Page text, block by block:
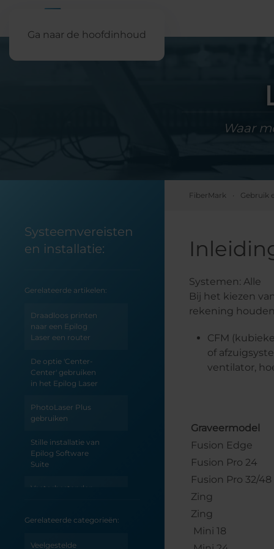
Ga naar de hoofdinhoud
Waar
Systeemvereisten
en installatie:
Gerelateerde artikelen:
Draadloos printen
naar een Epilog
Laser een router
De optie 'Center-
Center' gebruiken
in het Epilog Laser
PhotoLaser Plus
gebruiken
Stille installatie van
Epilog Software
Suite
Vectorbestanden
noodstroomvoorziening
Gerelateerde categorieën:
Veelgestelde
FiberMark Gebruik
Systemen: Alle
Bij het kiezen
rekening
CFM
of
ventilator,
Graveermodel
Fusion Edge
Fusion Pro 24
Fusion Pro 32/48
Zing
Zing
Mini 18